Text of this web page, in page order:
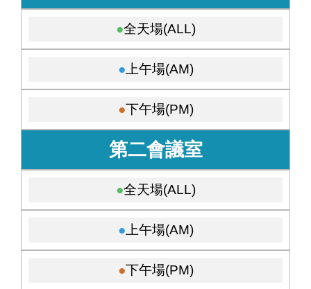
全天場(ALL)
上午場(AM)
下午場(PM)
第二會議室
全天場(ALL)
上午場(AM)
下午場(PM)